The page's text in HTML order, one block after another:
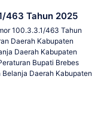
463 Tahun 2025
100.3.3.1/463 Tahun
Daerah Kabupaten
Daerah Kabupaten
Bupati Brebes
Daerah Kabupaten